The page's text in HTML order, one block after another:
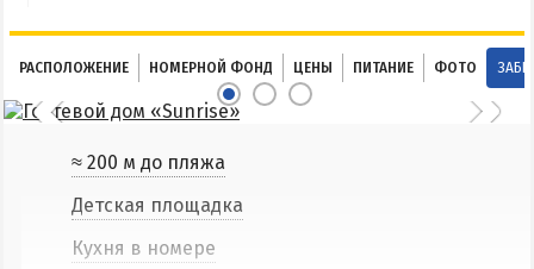
Проезд на Арабатскую Стрелку
Горячие источники
Соленые озера
Глицериновое озеро
Сиваш
РАСПОЛОЖЕНИЕ НОМЕРНОЙ ФОНД ЦЕНЫ ПИТАНИЕ ФОТО
≈ 200 м до пляжа
Детская площадка
Кухня в номере